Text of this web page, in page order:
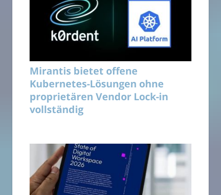
Mirantis bietet offene
Kubernetes-Lösungen ohne
proprietären Vendor Lock-in
vollständig